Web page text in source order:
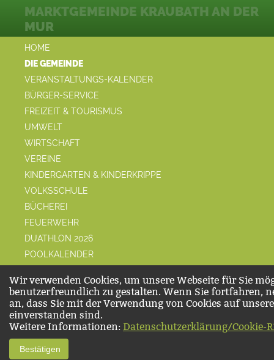
HOME
DIE GEMEINDE
VERANSTALTUNGS-KALENDER
BÜRGER-SERVICE
FREIZEIT & TOURISMUS
UMWELT
WIRTSCHAFT
VEREINE
KINDERGARTEN & KINDERKRIPPE
VOLKSSCHULE
BÜCHEREI
FEUERWEHR
DUATHLON 2026
POOLKALENDER
MARKTGEMEINDE KRAUBATH AN DER
MUR
Wir verwenden Cookies, um unsere Webseite für Sie
benutzerfreundlich zu gestalten. Wenn Sie fortfahren,
an, dass Sie mit der Verwendung von Cookies auf
einverstanden sind.
Weitere Informationen: Datenschutzerklärung/Cookie-
Bestätigen